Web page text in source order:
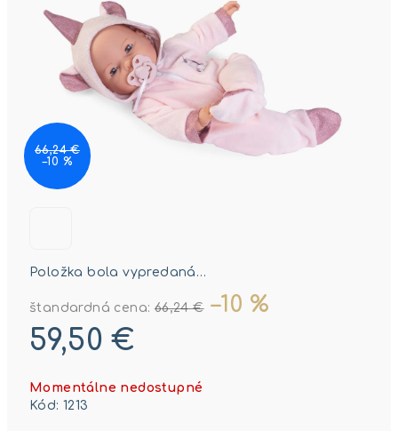
Položka bola vypredaná…
štandardná cena: 66,24 € –10 %
59,50 €
cena:
Momentálne nedostupné
Kód: 1213
66,24 €
–10 %